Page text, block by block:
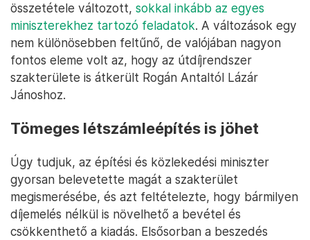
összetétele változott, sokkal inkább az egyes
miniszterekhez tartozó feladatok. A változások egy
nem különösebben feltűnő, de valójában nagyon
fontos eleme volt az, hogy az útdíjrendszer
szakterülete is átkerült Rogán Antaltól Lázár
Jánoshoz.
Tömeges létszámleépítés is jöhet
Úgy tudjuk, az építési és közlekedési miniszter
gyorsan belevetette magát a szakterület
megismerésébe, és azt feltételezte, hogy bármilyen
díjemelés nélkül is növelhető a bevétel és
csökkenthető a kiadás. Elsősorban a beszedés